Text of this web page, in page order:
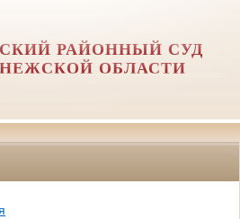
РАЙОННЫЙ СУД
ОБЛАСТИ